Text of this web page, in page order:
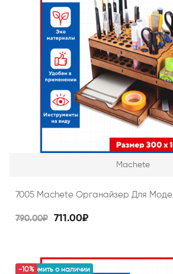
Machete
7005 Machete Органайзер Для
790.00₽ 711.00₽
уведомить о наличии
-10%